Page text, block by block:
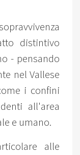
distintivo
- pensando
nel Vallese
i confini
all'area
e umano.
alle